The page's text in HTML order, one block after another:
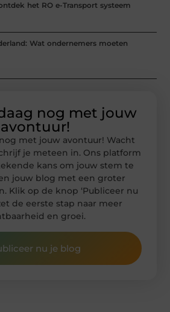
het RO e-Transport systeem
Wat ondernemers moeten
nog met jouw
avontuur!
met jouw avontuur! Wacht
je meteen in. Ons platform
kans om jouw stem te
jouw blog met een groter
Klik op de knop ‘Publiceer nu
de eerste stap naar meer
en groei.
nu je blog